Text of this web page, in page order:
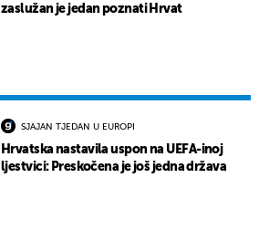
zaslužan je jedan poznati Hrvat
SJAJAN TJEDAN U EUROPI
Hrvatska nastavila uspon na UEFA-inoj
ljestvici: Preskočena je još jedna država